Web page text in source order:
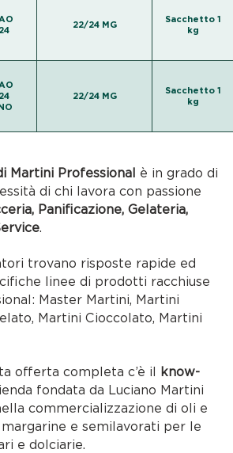
22/24 MG
Sacchetto 1
kg
22/24 MG
Sacchetto 1
kg
Martini Professional è in grado di
di chi lavora con passione
Panificazione, Gelateria,
.
trovano risposte rapide ed
linee di prodotti racchiuse
Master Martini, Martini
Martini Cioccolato, Martini
offerta completa c’è il know-
fondata da Luciano Martini
commercializzazione di oli e
e semilavorati per le
e dolciarie.